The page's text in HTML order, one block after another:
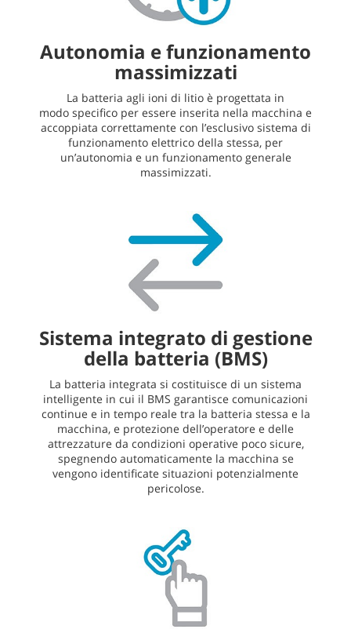
Autonomia e funzionamento
massimizzati
La batteria agli ioni di litio è progettata in
modo specifico per essere inserita nella macchina e
accoppiata correttamente con l’esclusivo sistema di
funzionamento elettrico della stessa, per
un’autonomia e un funzionamento generale
massimizzati.
Sistema integrato di gestione
della batteria (BMS)
La batteria integrata si costituisce di un sistema
intelligente in cui il BMS garantisce comunicazioni
continue e in tempo reale tra la batteria stessa e la
macchina, e protezione dell’operatore e delle
attrezzature da condizioni operative poco sicure,
spegnendo automaticamente la macchina se
vengono identificate situazioni potenzialmente
pericolose.